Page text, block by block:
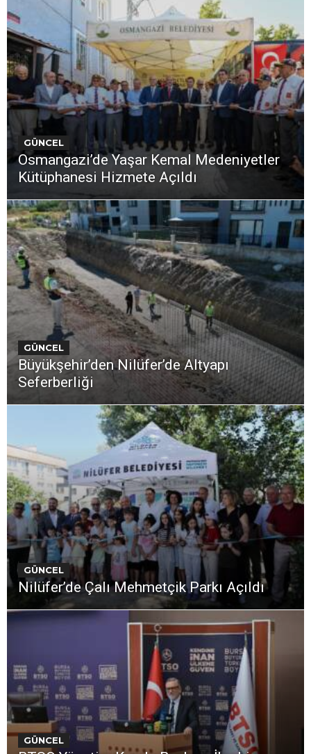
GÜNCEL
Osmangazi’de Yaşar Kemal Medeniyetler
Kütüphanesi Hizmete Açıldı
GÜNCEL
Büyükşehir’den Nilüfer’de Altyapı
Seferberliği
GÜNCEL
Nilüfer’de Çalı Mehmetçik Parkı Açıldı
GÜNCEL